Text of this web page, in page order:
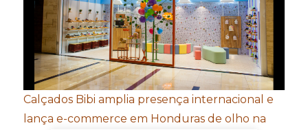
Calçados Bibi amplia presença internacional e
lança e-commerce em Honduras de olho na